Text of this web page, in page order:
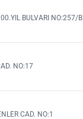
BULVARI NO:257/B
NO:17
CAD. NO:1